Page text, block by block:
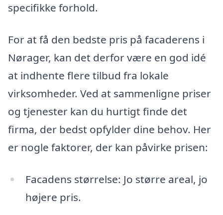
specifikke forhold.
For at få den bedste pris på facaderens i
Nørager, kan det derfor være en god idé
at indhente flere tilbud fra lokale
virksomheder. Ved at sammenligne priser
og tjenester kan du hurtigt finde det
firma, der bedst opfylder dine behov. Her
er nogle faktorer, der kan påvirke prisen:
Facadens størrelse: Jo større areal, jo
højere pris.